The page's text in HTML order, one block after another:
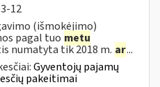
12
(išmokėjimo)
pagal tuo metu
numatyta tik 2018 m. ar...
Gyventojų pajamų
pakeitimai